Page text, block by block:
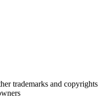
trademarks and copyrights